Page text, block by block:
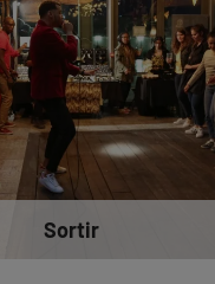
Sortir